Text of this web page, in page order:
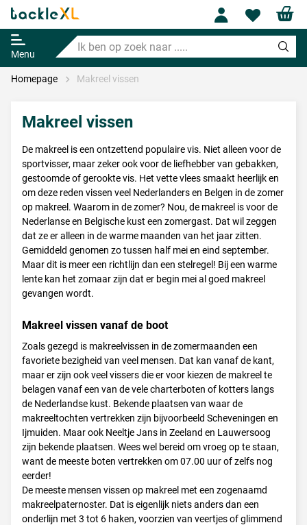
Menu
Ik
ben
op
zoek
Profile
Homepage Makreel vissen
Makreel vissen
De makreel is een ontzettend populaire vis. Niet alleen voor de
sportvisser, maar zeker ook voor de liefhebber van gebakken,
gestoomde of gerookte vis. Het vette vlees smaakt heerlijk en
om deze reden vissen veel Nederlanders en Belgen in de zomer
op makreel. Waarom in de zomer? Nou, de makreel is voor de
Nederlanse en Belgische kust een zomergast. Dat wil zeggen
dat ze er alleen in de warme maanden van het jaar zitten.
Gemiddeld genomen zo tussen half mei en eind september.
Maar dit is meer een richtlijn dan een stelregel! Bij een warme
lente kan het zomaar zijn dat er begin mei al goed makreel
gevangen wordt.
Makreel vissen vanaf de boot
Zoals gezegd is makreelvissen in de zomermaanden een
favoriete bezigheid van veel mensen. Dat kan vanaf de kant,
maar er zijn ook veel vissers die er voor kiezen de makreel te
belagen vanaf een van de vele charterboten of kotters langs
de Nederlandse kust. Bekende plaatsen van waar de
makreeltochten vertrekken zijn bijvoorbeeld Scheveningen en
Ijmuiden. Maar ook Neeltje Jans in Zeeland en Lauwersoog
zijn bekende plaatsen. Wees wel bereid om vroeg op te staan,
want de meeste boten vertrekken om 07.00 uur of zelfs nog
eerder!
De meeste mensen vissen op makreel met een zogenaamd
makreelpaternoster. Dat is eigenlijk niets anders dan een
onderlijn met 3 tot 6 haken, voorzien van veertjes of glimmend